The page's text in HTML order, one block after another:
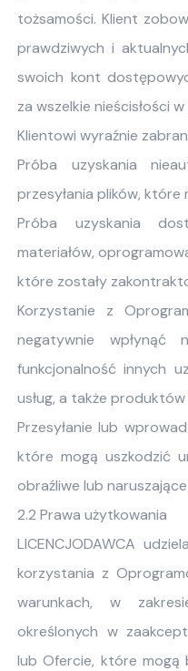
tożsamości. Klient
prawdziwych i
swoich kont
za wszelkie nieścisłości
Klientowi wyraźnie
Próba uzyskania
przesyłania plików,
Próba uzyskania
materiałów,
które zostały
Korzystanie z
negatywnie wpłynąć
funkcjonalność innych
usług, a także
Przesyłanie lub
które mogą uszkodzić
obraźliwe lub
2.2 Prawa użytkowania
LICENCJODAWCA
korzystania z
warunkach, w
określonych w
lub Ofercie, które mogą